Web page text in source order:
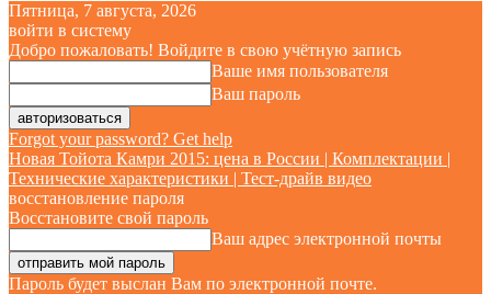
Пятница, 7 августа, 2026
войти в систему
Добро пожаловать! Войдите в свою учётную запись
Ваше имя пользователя
Ваш пароль
Forgot your password? Get help
Новая Тойота Камри 2015: цена в России | Комплектации |
Технические характеристики | Тест-драйв видео
восстановление пароля
Восстановите свой пароль
Ваш адрес электронной почты
Пароль будет выслан Вам по электронной почте.